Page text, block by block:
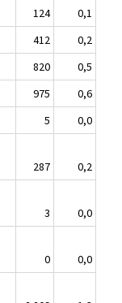
124
0,1
412
0,2
820
0,5
975
0,6
5
0,0
287
0,2
3
0,0
0
0,0